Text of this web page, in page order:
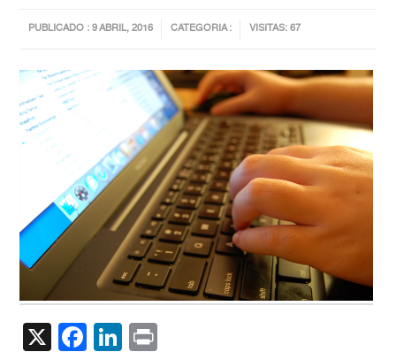
PUBLICADO : 9 ABRIL, 2016 CATEGORIA : VISITAS: 67
X Facebook
LinkedIn